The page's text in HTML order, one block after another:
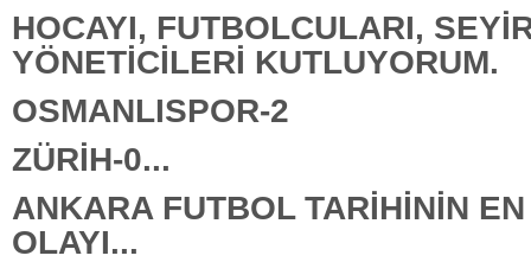
HOCAYI, FUTBOLCULARI,
YÖNETİCİLERİ KUTLUYORUM.
OSMANLISPOR-2
ZÜRİH-0...
ANKARA FUTBOL TARİHİNİN
OLAYI...